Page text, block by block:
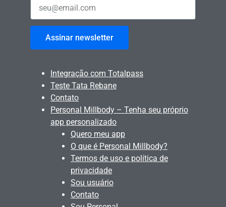
Assinar newsletter
Integração com Totalpass
Teste Tata Rebane
Contato
Personal Millbody – Tenha seu próprio
app personalizado
Quero meu app
O que é Personal Millbody?
Termos de uso e política de
privacidade
Sou usuário
Contato